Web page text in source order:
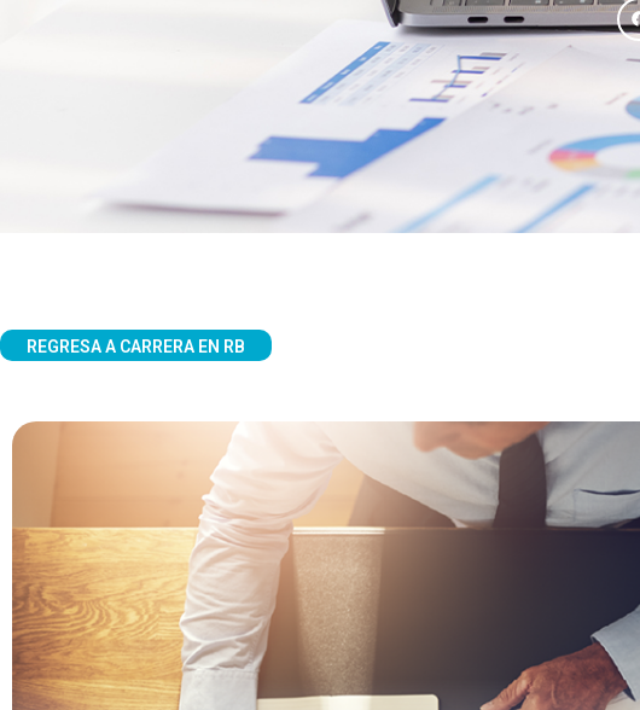
REGRESA A CARRERA EN RB